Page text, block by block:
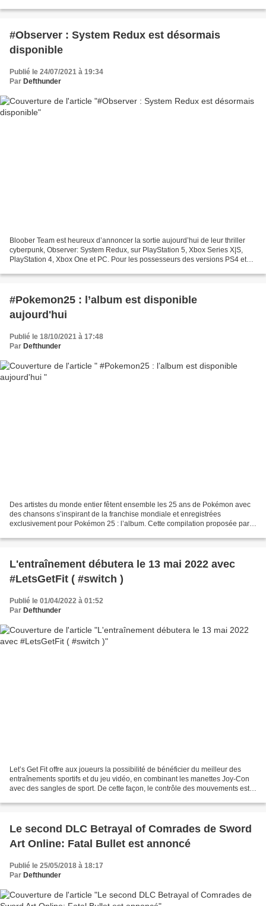
#Observer : System Redux est désormais
disponible
Publié le 24/07/2021 à 19:34
Par Defthunder
Bloober Team est heureux d’annoncer la sortie aujourd’hui de leur thriller
cyberpunk, Observer: System Redux, sur PlayStation 5, Xbox Series X|S,
PlayStation 4, Xbox One et PC. Pour les possesseurs des versions PS4 et
#Pokemon25 : l’album est disponible
aujourd'hui
Publié le 18/10/2021 à 17:48
Par Defthunder
Des artistes du monde entier fêtent ensemble les 25 ans de Pokémon avec
des chansons s’inspirant de la franchise mondiale et enregistrées
exclusivement pour Pokémon 25 : l’album. Cette compilation proposée par
L'entraînement débutera le 13 mai 2022 avec
#LetsGetFit ( #switch )
Publié le 01/04/2022 à 01:52
Par Defthunder
Let’s Get Fit offre aux joueurs la possibilité de bénéficier du meilleur des
entraînements sportifs et du jeu vidéo, en combinant les manettes Joy-Con
avec des sangles de sport. De cette façon, le contrôle des mouvements est
Le second DLC Betrayal of Comrades de Sword
Art Online: Fatal Bullet est annoncé
Publié le 25/05/2018 à 18:17
Par Defthunder